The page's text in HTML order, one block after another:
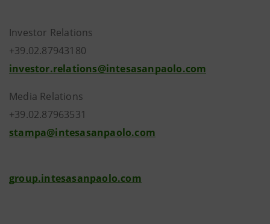
Investor Relations
+39.02.87943180
investor.relations@intesasanpaolo.com
Media Relations
+39.02.87963531
stampa@intesasanpaolo.com
group.intesasanpaolo.com